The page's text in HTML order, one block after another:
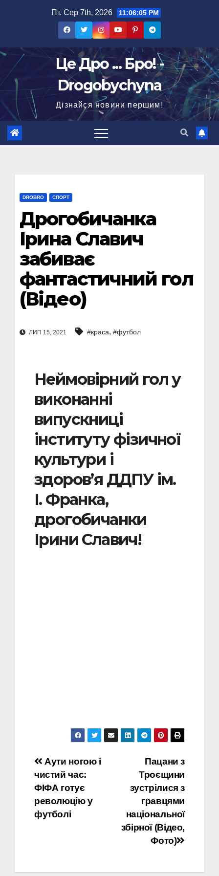
Пт. Сер 7th, 2026 11:06:05 PM
Це Дро ... Бро! -
Drogobychyna
Дізнайся новини першим!
DROBRO СПОРТ
Дрогобичанка
Ірина Славич
забиває
фантастичний гол
(Відео)
ЛИП 15, 2021 #краса, #футбол
Неймовірний гол у
виконанні
випускниці
інституту фізичної
культури і
здоров’я ДДПУ ім.
І. Франка,
дрогобичанки
Ірини Славич!
Навігація
записів
Пацани з
Троєщини
зустрілися з
гравцями
національної
збірної (Відео,
Фото)
Аути ногою і
чистий час:
ФІФА готує
революцію у
футболі